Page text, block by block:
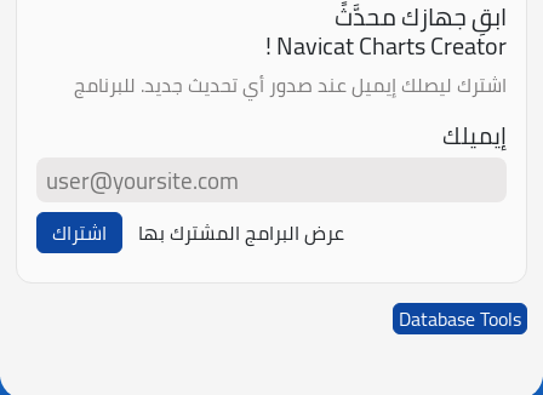
ابقِ جهازك محدَّثً
Navicat Charts Creator !
اشترك ليصلك إيميل عند صدور أي تحديث جديد. للبرنامج
إيميلك
عرض البرامج المشترك بها اشتراك
Database Tools